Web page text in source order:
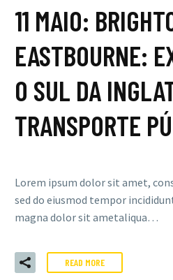
11 MAIO:
EASTBOURNE:
O SUL DA
TRANSPORTE
Lorem ipsum dolor sit amet,
sed do eiusmod tempor
magna dolor sit ametaliqua…
READ MORE